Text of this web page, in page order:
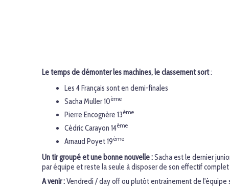
Le temps de démonter les machines, le classement sort:
Les 4 Français sont en demi-finales
Sacha Muller 10ème
Pierre Encognère 13ème
Cédric Carayon 14ème
Arnaud Poyet 19ème
Un tir groupé et une bonne nouvelle :Sacha est le dernier
par équipe et reste la seule à disposer de son effectif
A venir :Vendredi / day off ou plutôt entrainement de l'équipe